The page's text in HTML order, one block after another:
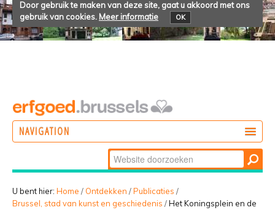
Door gebruik te maken van deze site, gaat u akkoord met ons
gebruik van cookies. Meer informatie OK
NAVIGATION
BELEVEN
Zoek
Geavanceerd
zoeken...
U bent hier: Home / Ontdekken /Publicaties /
Brussel, stad van kunst en geschiedenis /Het Koningsplein en de